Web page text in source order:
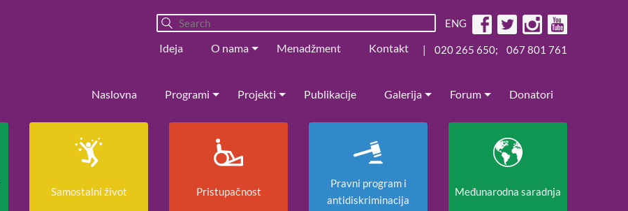
ENG
Ideja O nama Menadžment Kontakt | 020 265 650; 067 801 761
Naslovna Programi Projekti Publikacije Galerija Forum Donatori
Samostalni život Pristupačnost
Pravni program i
antidiskriminacija
Međunarodna saradnja